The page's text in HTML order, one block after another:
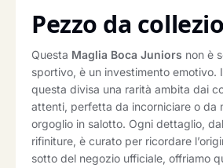
Pezzo da
Questa Maglia Boca Juniors non è
sportivo, è un investimento emotivo.
questa divisa una rarità ambita dai
attenti, perfetta da incorniciare o da
orgoglio in salotto. Ogni dettaglio,
rifiniture, è curato per ricordare
sotto del negozio ufficiale, offriamo